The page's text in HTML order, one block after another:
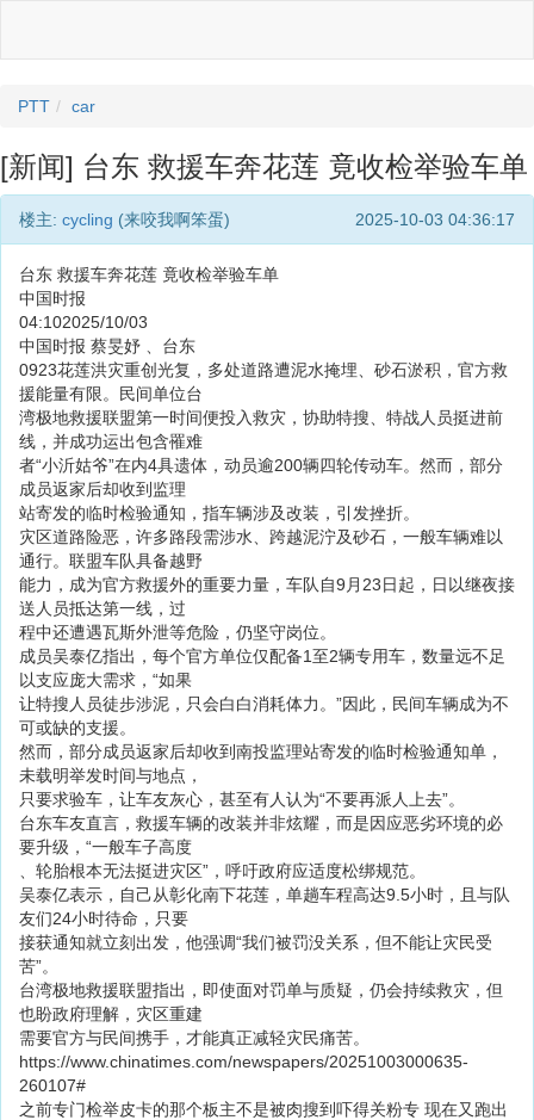
PTT car
[新闻] 台东 救援车奔花莲 竟收检举验车单
楼主: cycling (来咬我啊笨蛋) 2025-10-03 04:36:17
台东 救援车奔花莲 竟收检举验车单
中国时报
04:102025/10/03
中国时报 蔡旻妤 、台东
0923花莲洪灾重创光复，多处道路遭泥水掩埋、砂石淤积，官方救
援能量有限。民间单位台
湾极地救援联盟第一时间便投入救灾，协助特搜、特战人员挺进前
线，并成功运出包含罹难
者“小沂姑爷”在内4具遗体，动员逾200辆四轮传动车。然而，部分
成员返家后却收到监理
站寄发的临时检验通知，指车辆涉及改装，引发挫折。
灾区道路险恶，许多路段需涉水、跨越泥泞及砂石，一般车辆难以
通行。联盟车队具备越野
能力，成为官方救援外的重要力量，车队自9月23日起，日以继夜接
送人员抵达第一线，过
程中还遭遇瓦斯外泄等危险，仍坚守岗位。
成员吴泰亿指出，每个官方单位仅配备1至2辆专用车，数量远不足
以支应庞大需求，“如果
让特搜人员徒步涉泥，只会白白消耗体力。”因此，民间车辆成为不
可或缺的支援。
然而，部分成员返家后却收到南投监理站寄发的临时检验通知单，
未载明举发时间与地点，
只要求验车，让车友灰心，甚至有人认为“不要再派人上去”。
台东车友直言，救援车辆的改装并非炫耀，而是因应恶劣环境的必
要升级，“一般车子高度
、轮胎根本无法挺进灾区”，呼吁政府应适度松绑规范。
吴泰亿表示，自己从彰化南下花莲，单趟车程高达9.5小时，且与队
友们24小时待命，只要
接获通知就立刻出发，他强调“我们被罚没关系，但不能让灾民受
苦”。
台湾极地救援联盟指出，即使面对罚单与质疑，仍会持续救灾，但
也盼政府理解，灾区重建
需要官方与民间携手，才能真正减轻灾民痛苦。
https://www.chinatimes.com/newspapers/20251003000635-
260107#
之前专门检举皮卡的那个板主不是被肉搜到吓得关粉专 现在又跑出